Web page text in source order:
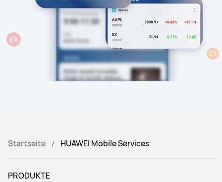
Startseite HUAWEI Mobile Services
PRODUKTE